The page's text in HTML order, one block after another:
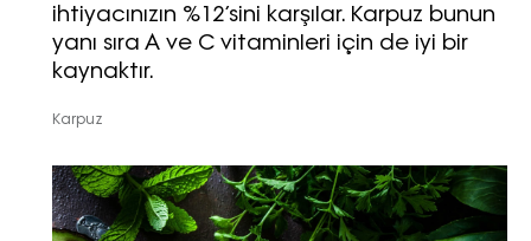
ihtiyacınızın %12’sini karşılar. Karpuz bunun
yanı sıra A ve C vitaminleri için de iyi bir
kaynaktır.
Karpuz